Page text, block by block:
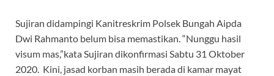
Sujiran didampingi Kanitreskrim Polsek Bungah Aipda
Dwi Rahmanto belum bisa memastikan. “Nunggu hasil
visum mas,”kata Sujiran dikonfirmasi Sabtu 31 Oktober
2020. Kini, jasad korban masih berada di kamar mayat